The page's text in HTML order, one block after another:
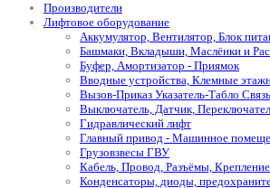
Производители
Лифтовое оборудование
Аккумулятор, Вентилятор, Блок
Башмаки, Вкладыши, Маслёнки и
Буфер, Амортизатор - Приямок
Вводные устройства, Клемные
Вызов-Приказ Указатель-Табло
Выключатель, Датчик,
Гидравлический лифт
Главный привод - Машинное
Грузовзвесы ГВУ
Кабель, Провод, Разъёмы,
Конденсаторы, диоды,